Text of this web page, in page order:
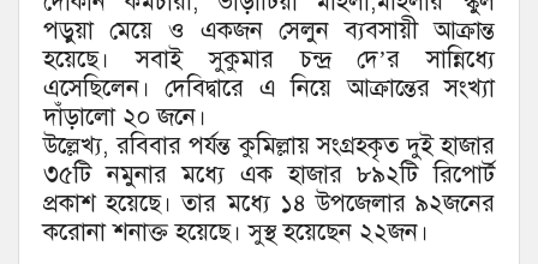
পড়ুয়া মেয়ে ও একজন সেলুন ব্যবসায়ী আক্রান্ত
হয়েছে। সবাই সুকুমার চন্দ্র দে’র সান্নিধ্যে
এসেছিলেন। দেবিদ্বারে এ নিয়ে আক্রান্তের সংখ্যা
দাঁড়ালো ২০ জনে।
উল্লেখ্য, রবিবার পর্যন্ত কুমিল্লায় সংগ্রহকৃত দুই হাজার
৩৫টি নমুনার মধ্যে এক হাজার ৮৯২টি রিপোর্ট
প্রকাশ হয়েছে। তার মধ্যে ১৪ উপজেলার ৯২জনের
করোনা শনাক্ত হয়েছে। সুস্থ হয়েছেন ২২জন।